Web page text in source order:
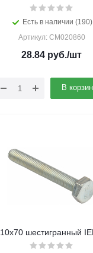
Есть в наличии (190)
Артикул: CM020860
28.84 руб./шт
В
шестигранный